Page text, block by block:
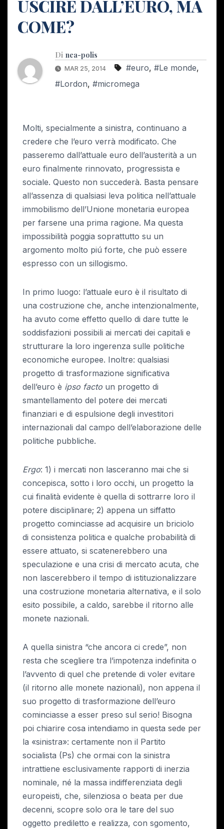
USCIRE DALL’EURO, MA
COME?
Di nea-polis
MAR 25, 2014 #euro, #Le monde,
#Lordon, #micromega
Molti, specialmente a sinistra, continuano a
credere che l’euro verrà modificato. Che
passeremo dall’attuale euro dell’austerità a un
euro finalmente rinnovato, progressista e
sociale. Questo non succederà. Basta pensare
all’assenza di qualsiasi leva politica nell’attuale
immobilismo dell’Unione monetaria europea
per farsene una prima ragione. Ma questa
impossibilità poggia soprattutto su un
argomento molto piú forte, che può essere
espresso con un sillogismo.
In primo luogo: l’attuale euro è il risultato di
una costruzione che, anche intenzionalmente,
ha avuto come effetto quello di dare tutte le
soddisfazioni possibili ai mercati dei capitali e
strutturare la loro ingerenza sulle politiche
economiche europee. Inoltre: qualsiasi
progetto di trasformazione significativa
dell’euro è ipso facto un progetto di
smantellamento del potere dei mercati
finanziari e di espulsione degli investitori
internazionali dal campo dell’elaborazione delle
politiche pubbliche.
Ergo: 1) i mercati non lasceranno mai che si
concepisca, sotto i loro occhi, un progetto la
cui finalità evidente è quella di sottrarre loro il
potere disciplinare; 2) appena un siffatto
progetto cominciasse ad acquisire un briciolo
di consistenza politica e qualche probabilità di
essere attuato, si scatenerebbero una
speculazione e una crisi di mercato acuta, che
non lascerebbero il tempo di istituzionalizzare
una costruzione monetaria alternativa, e il solo
esito possibile, a caldo, sarebbe il ritorno alle
monete nazionali.
A quella sinistra “che ancora ci crede”, non
resta che scegliere tra l’impotenza indefinita o
l’avvento di quel che pretende di voler evitare
(il ritorno alle monete nazionali), non appena il
suo progetto di trasformazione dell’euro
cominciasse a esser preso sul serio! Bisogna
poi chiarire cosa intendiamo in questa sede per
la «sinistra»: certamente non il Partito
socialista (Ps) che ormai con la sinistra
intrattiene esclusivamente rapporti di inerzia
nominale, né la massa indifferenziata degli
europeisti, che, silenziosa o beata per due
decenni, scopre solo ora le tare del suo
oggetto prediletto e realizza, con sgomento,